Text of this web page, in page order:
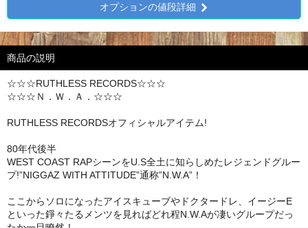
オプションの値段詳細
商品の説明
☆☆☆RUTHLESS RECORDS☆☆☆
☆☆☆Ｎ．Ｗ．Ａ．☆☆☆
RUTHLESS RECORDSオフィシャルアイテム!
80年代後半
WEST COAST RAPシーンをU.S全土に知らしめたレジェンドグルー
プ!”NIGGAZ WITH ATTITUDE”通称”N.W.A”！
ここからソロになったアイスキューブやドクタードレ、イージーE
といった錚々たるメンツを見ればどれ程N.W.Aが凄いグループだっ